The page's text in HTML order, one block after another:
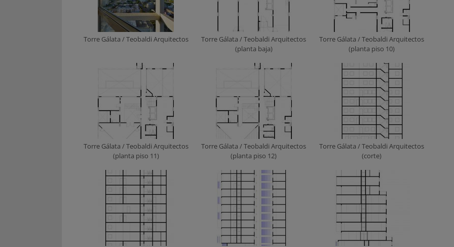
Torre Gálata / Teobaldi Arquitectos
Torre Gálata / Teobaldi Arquitectos
(planta baja)
Torre Gálata / Teobaldi Arquitectos
(planta piso 10)
Torre Gálata / Teobaldi Arquitectos
(planta piso 11)
Torre Gálata / Teobaldi Arquitectos
(planta piso 12)
Torre Gálata / Teobaldi Arquitectos
(corte)